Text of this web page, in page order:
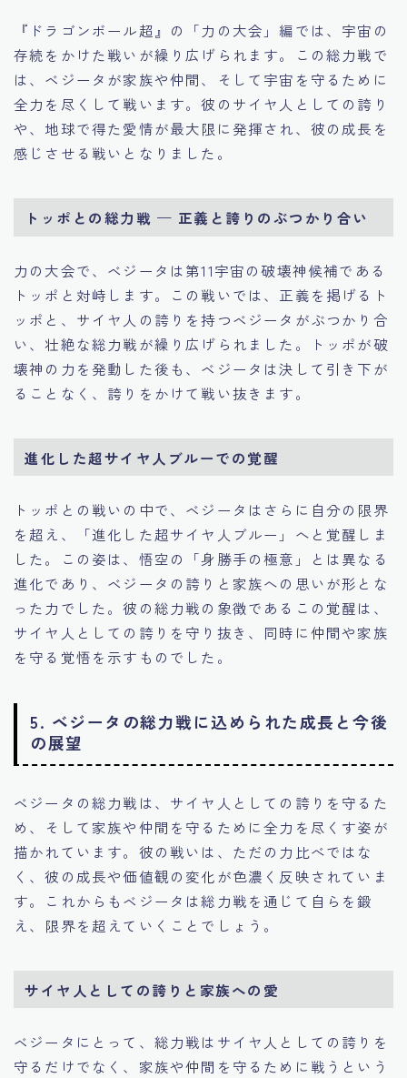
『ドラゴンボール超』の「力の大会」編では、宇宙の
存続をかけた戦いが繰り広げられます。この総力戦で
は、ベジータが家族や仲間、そして宇宙を守るために
全力を尽くして戦います。彼のサイヤ人としての誇り
や、地球で得た愛情が最大限に発揮され、彼の成長を
感じさせる戦いとなりました。
トッポとの総力戦 — 正義と誇りのぶつかり合い
力の大会で、ベジータは第11宇宙の破壊神候補である
トッポと対峙します。この戦いでは、正義を掲げるト
ッポと、サイヤ人の誇りを持つベジータがぶつかり合
い、壮絶な総力戦が繰り広げられました。トッポが破
壊神の力を発動した後も、ベジータは決して引き下が
ることなく、誇りをかけて戦い抜きます。
進化した超サイヤ人ブルーでの覚醒
トッポとの戦いの中で、ベジータはさらに自分の限界
を超え、「進化した超サイヤ人ブルー」へと覚醒しま
した。この姿は、悟空の「身勝手の極意」とは異なる
進化であり、ベジータの誇りと家族への思いが形とな
った力でした。彼の総力戦の象徴であるこの覚醒は、
サイヤ人としての誇りを守り抜き、同時に仲間や家族
を守る覚悟を示すものでした。
5. ベジータの総力戦に込められた成長と今後
の展望
ベジータの総力戦は、サイヤ人としての誇りを守るた
め、そして家族や仲間を守るために全力を尽くす姿が
描かれています。彼の戦いは、ただの力比べではな
く、彼の成長や価値観の変化が色濃く反映されていま
す。これからもベジータは総力戦を通じて自らを鍛
え、限界を超えていくことでしょう。
サイヤ人としての誇りと家族への愛
ベジータにとって、総力戦はサイヤ人としての誇りを
守るだけでなく、家族や仲間を守るために戦うという